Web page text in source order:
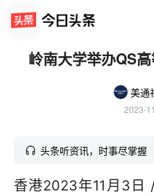
岭南大学举办QS
美通
2023-
头条听资讯，时事尽掌握
香港2023年11月3